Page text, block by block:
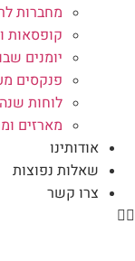
מחברות
קופסאות
יומנים
פנקסים
לוחות
מארזים
אודותינו
שאלות נפוצות
צרו קשר